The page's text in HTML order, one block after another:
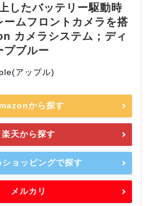
したバッテリー駆動時
ームフロントカメラを搭
カメラシステム；ディ
プブルー
アップル)
から探す
楽天から探す
ョッピングで探す
メルカリ